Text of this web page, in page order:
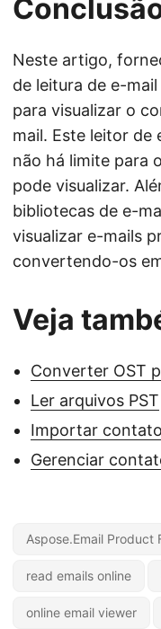
Neste artigo,
de leitura de e-
para visualizar o
mail. Este leitor
não há limite para
pode visualizar.
bibliotecas de e-
visualizar e-mails
convertendo-os
Veja
Converter OST
Ler arquivos PST
Importar
Gerenciar
Aspose.Email Product
read emails online
online email viewer